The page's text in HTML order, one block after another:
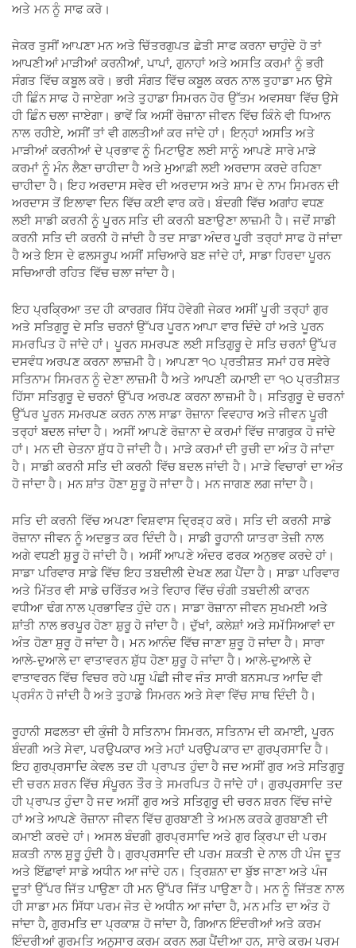
ਅਤੇ ਮਨ ਨੂੰ ਸਾਫ ਕਰੋ।
ਜੇਕਰ ਤੁਸੀਂ ਆਪਣਾ ਮਨ ਅਤੇ ਚਿੱਤਰਗੁਪਤ ਛੇਤੀ ਸਾਫ ਕਰਨਾ ਚਾਹੁੰਦੇ ਹੋ ਤਾਂ
ਆਪਣੀਆਂ ਮਾੜੀਆਂ ਕਰਨੀਆਂ, ਪਾਪਾਂ, ਗੁਨਾਹਾਂ ਅਤੇ ਅਸਤਿ ਕਰਮਾਂ ਨੂੰ ਭਰੀ
ਸੰਗਤ ਵਿੱਚ ਕਬੂਲ ਕਰੋ। ਭਰੀ ਸੰਗਤ ਵਿੱਚ ਕਬੂਲ ਕਰਨ ਨਾਲ ਤੁਹਾਡਾ ਮਨ ਉਸੇ
ਹੀ ਛਿੰਨ ਸਾਫ ਹੋ ਜਾਏਗਾ ਅਤੇ ਤੁਹਾਡਾ ਸਿਮਰਨ ਹੋਰ ਉੱਤਮ ਅਵਸਥਾ ਵਿੱਚ ਉਸੇ
ਹੀ ਛਿੰਨ ਚਲਾ ਜਾਏਗਾ। ਭਾਵੇਂ ਕਿ ਅਸੀਂ ਰੋਜ਼ਾਨਾ ਜੀਵਨ ਵਿੱਚ ਕਿੰਨੇ ਵੀ ਧਿਆਨ
ਨਾਲ ਰਹੀਏ, ਅਸੀਂ ਤਾਂ ਵੀ ਗਲਤੀਆਂ ਕਰ ਜਾਂਦੇ ਹਾਂ। ਇਨ੍ਹਾਂ ਅਸਤਿ ਅਤੇ
ਮਾੜੀਆਂ ਕਰਨੀਆਂ ਦੇ ਪ੍ਰਭਾਵ ਨੂੰ ਮਿਟਾਉਣ ਲਈ ਸਾਨੂੰ ਆਪਣੇ ਸਾਰੇ ਮਾੜੇ
ਕਰਮਾਂ ਨੂੰ ਮੰਨ ਲੈਣਾ ਚਾਹੀਦਾ ਹੈ ਅਤੇ ਮੁਆਫ਼ੀ ਲਈ ਅਰਦਾਸ ਕਰਦੇ ਰਹਿਣਾ
ਚਾਹੀਦਾ ਹੈ। ਇਹ ਅਰਦਾਸ ਸਵੇਰ ਦੀ ਅਰਦਾਸ ਅਤੇ ਸ਼ਾਮ ਦੇ ਨਾਮ ਸਿਮਰਨ ਦੀ
ਅਰਦਾਸ ਤੋਂ ਇਲਾਵਾ ਦਿਨ ਵਿੱਚ ਕਈ ਵਾਰ ਕਰੋ। ਬੰਦਗੀ ਵਿੱਚ ਅਗਾਂਹ ਵਧਣ
ਲਈ ਸਾਡੀ ਕਰਨੀ ਨੂੰ ਪੂਰਨ ਸਤਿ ਦੀ ਕਰਨੀ ਬਣਾਉਣਾ ਲਾਜ਼ਮੀ ਹੈ। ਜਦੋਂ ਸਾਡੀ
ਕਰਨੀ ਸਤਿ ਦੀ ਕਰਨੀ ਹੋ ਜਾਂਦੀ ਹੈ ਤਦ ਸਾਡਾ ਅੰਦਰ ਪੂਰੀ ਤਰ੍ਹਾਂ ਸਾਫ ਹੋ ਜਾਂਦਾ
ਹੈ ਅਤੇ ਇਸ ਦੇ ਫਲਸਰੂਪ ਅਸੀਂ ਸਚਿਆਰੇ ਬਣ ਜਾਂਦੇ ਹਾਂ, ਸਾਡਾ ਹਿਰਦਾ ਪੂਰਨ
ਸਚਿਆਰੀ ਰਹਿਤ ਵਿੱਚ ਚਲਾ ਜਾਂਦਾ ਹੈ।
ਇਹ ਪ੍ਰਕ੍ਰਿਆ ਤਦ ਹੀ ਕਾਰਗਰ ਸਿੱਧ ਹੋਵੇਗੀ ਜੇਕਰ ਅਸੀਂ ਪੂਰੀ ਤਰ੍ਹਾਂ ਗੁਰ
ਅਤੇ ਸਤਿਗੁਰੂ ਦੇ ਸਤਿ ਚਰਨਾਂ ਉੱਪਰ ਪੂਰਨ ਆਪਾ ਵਾਰ ਦਿੰਦੇ ਹਾਂ ਅਤੇ ਪੂਰਨ
ਸਮਰਪਿਤ ਹੋ ਜਾਂਦੇ ਹਾਂ। ਪੂਰਨ ਸਮਰਪਣ ਲਈ ਸਤਿਗੁਰੂ ਦੇ ਸਤਿ ਚਰਨਾਂ ਉੱਪਰ
ਦਸਵੰਧ ਅਰਪਣ ਕਰਨਾ ਲਾਜ਼ਮੀ ਹੈ। ਆਪਣਾ ੧੦ ਪ੍ਰਤੀਸ਼ਤ ਸਮਾਂ ਹਰ ਸਵੇਰੇ
ਸਤਿਨਾਮ ਸਿਮਰਨ ਨੂੰ ਦੇਣਾ ਲਾਜ਼ਮੀ ਹੈ ਅਤੇ ਆਪਣੀ ਕਮਾਈ ਦਾ ੧੦ ਪ੍ਰਤੀਸ਼ਤ
ਹਿੱਸਾ ਸਤਿਗੁਰੂ ਦੇ ਚਰਨਾਂ ਉੱਪਰ ਅਰਪਣ ਕਰਨਾ ਲਾਜ਼ਮੀ ਹੈ। ਸਤਿਗੁਰੂ ਦੇ ਚਰਨਾਂ
ਉੱਪਰ ਪੂਰਨ ਸਮਰਪਣ ਕਰਨ ਨਾਲ ਸਾਡਾ ਰੋਜ਼ਾਨਾ ਵਿਵਹਾਰ ਅਤੇ ਜੀਵਨ ਪੂਰੀ
ਤਰ੍ਹਾਂ ਬਦਲ ਜਾਂਦਾ ਹੈ। ਅਸੀਂ ਆਪਣੇ ਰੋਜ਼ਾਨਾ ਦੇ ਕਰਮਾਂ ਵਿੱਚ ਜਾਗਰੁਕ ਹੋ ਜਾਂਦੇ
ਹਾਂ। ਮਨ ਦੀ ਚੇਤਨਾ ਸ਼ੁੱਧ ਹੋ ਜਾਂਦੀ ਹੈ। ਮਾੜੇ ਕਰਮਾਂ ਦੀ ਰੁਚੀ ਦਾ ਅੰਤ ਹੋ ਜਾਂਦਾ
ਹੈ। ਸਾਡੀ ਕਰਨੀ ਸਤਿ ਦੀ ਕਰਨੀ ਵਿੱਚ ਬਦਲ ਜਾਂਦੀ ਹੈ। ਮਾੜੇ ਵਿਚਾਰਾਂ ਦਾ ਅੰਤ
ਹੋ ਜਾਂਦਾ ਹੈ। ਮਨ ਸ਼ਾਂਤ ਹੋਣਾ ਸ਼ੁਰੂ ਹੋ ਜਾਂਦਾ ਹੈ। ਮਨ ਜਾਗਣ ਲਗ ਜਾਂਦਾ ਹੈ।
ਸਤਿ ਦੀ ਕਰਨੀ ਵਿੱਚ ਅਪਣਾ ਵਿਸ਼ਵਾਸ ਦ੍ਰਿੜ੍ਹ ਕਰੋ। ਸਤਿ ਦੀ ਕਰਨੀ ਸਾਡੇ
ਰੋਜ਼ਾਨਾ ਜੀਵਨ ਨੂੰ ਅਦਭੁਤ ਕਰ ਦਿੰਦੀ ਹੈ। ਸਾਡੀ ਰੂਹਾਨੀ ਯਾਤਰਾ ਤੇਜ਼ੀ ਨਾਲ
ਅਗੇ ਵਧਣੀ ਸ਼ੁਰੂ ਹੋ ਜਾਂਦੀ ਹੈ। ਅਸੀਂ ਆਪਣੇ ਅੰਦਰ ਫਰਕ ਅਨੁਭਵ ਕਰਦੇ ਹਾਂ।
ਸਾਡਾ ਪਰਿਵਾਰ ਸਾਡੇ ਵਿੱਚ ਇਹ ਤਬਦੀਲੀ ਦੇਖਣ ਲਗ ਪੈਂਦਾ ਹੈ। ਸਾਡਾ ਪਰਿਵਾਰ
ਅਤੇ ਮਿੱਤਰ ਵੀ ਸਾਡੇ ਚਰਿੱਤਰ ਅਤੇ ਵਿਹਾਰ ਵਿੱਚ ਚੰਗੀ ਤਬਦੀਲੀ ਕਾਰਨ
ਵਧੀਆ ਢੰਗ ਨਾਲ ਪ੍ਰਭਾਵਿਤ ਹੁੰਦੇ ਹਨ। ਸਾਡਾ ਰੋਜ਼ਾਨਾ ਜੀਵਨ ਸੁਖਮਈ ਅਤੇ
ਸ਼ਾਂਤੀ ਨਾਲ ਭਰਪੂਰ ਹੋਣਾ ਸ਼ੁਰੂ ਹੋ ਜਾਂਦਾ ਹੈ। ਦੁੱਖਾਂ, ਕਲੇਸ਼ਾਂ ਅਤੇ ਸਮੱਸਿਆਵਾਂ ਦਾ
ਅੰਤ ਹੋਣਾ ਸ਼ੁਰੂ ਹੋ ਜਾਂਦਾ ਹੈ। ਮਨ ਆਨੰਦ ਵਿੱਚ ਜਾਣਾ ਸ਼ੁਰੂ ਹੋ ਜਾਂਦਾ ਹੈ। ਸਾਰਾ
ਆਲੇ-ਦੁਆਲੇ ਦਾ ਵਾਤਾਵਰਨ ਸ਼ੁੱਧ ਹੋਣਾ ਸ਼ੁਰੂ ਹੋ ਜਾਂਦਾ ਹੈ। ਆਲੇ-ਦੁਆਲੇ ਦੇ
ਵਾਤਾਵਰਨ ਵਿੱਚ ਵਿਚਰ ਰਹੇ ਪਸ਼ੂ ਪੰਛੀ ਜੀਵ ਜੰਤ ਸਾਰੀ ਬਨਸਪਤ ਆਦਿ ਵੀ
ਪ੍ਰਸੰਨ ਹੋ ਜਾਂਦੀ ਹੈ ਅਤੇ ਤੁਹਾਡੇ ਸਿਮਰਨ ਅਤੇ ਸੇਵਾ ਵਿੱਚ ਸਾਥ ਦਿੰਦੀ ਹੈ।
ਰੂਹਾਨੀ ਸਫਲਤਾ ਦੀ ਕੁੰਜੀ ਹੈ ਸਤਿਨਾਮ ਸਿਮਰਨ, ਸਤਿਨਾਮ ਦੀ ਕਮਾਈ, ਪੂਰਨ
ਬੰਦਗੀ ਅਤੇ ਸੇਵਾ, ਪਰਉਪਕਾਰ ਅਤੇ ਮਹਾਂ ਪਰਉਪਕਾਰ ਦਾ ਗੁਰਪ੍ਰਸਾਦਿ ਹੈ।
ਇਹ ਗੁਰਪ੍ਰਸਾਦਿ ਕੇਵਲ ਤਦ ਹੀ ਪ੍ਰਾਪਤ ਹੁੰਦਾ ਹੈ ਜਦ ਅਸੀਂ ਗੁਰ ਅਤੇ ਸਤਿਗੁਰੂ
ਦੀ ਚਰਨ ਸ਼ਰਨ ਵਿੱਚ ਸੰਪੂਰਨ ਤੌਰ ਤੇ ਸਮਰਪਿਤ ਹੋ ਜਾਂਦੇ ਹਾਂ। ਗੁਰਪ੍ਰਸਾਦਿ ਤਦ
ਹੀ ਪ੍ਰਾਪਤ ਹੁੰਦਾ ਹੈ ਜਦ ਅਸੀਂ ਗੁਰ ਅਤੇ ਸਤਿਗੁਰੂ ਦੀ ਚਰਨ ਸ਼ਰਨ ਵਿੱਚ ਜਾਂਦੇ
ਹਾਂ ਅਤੇ ਆਪਣੇ ਰੋਜ਼ਾਨਾ ਜੀਵਨ ਵਿੱਚ ਗੁਰਬਾਣੀ ਤੇ ਅਮਲ ਕਰਕੇ ਗੁਰਬਾਣੀ ਦੀ
ਕਮਾਈ ਕਰਦੇ ਹਾਂ। ਅਸਲ ਬੰਦਗੀ ਗੁਰਪ੍ਰਸਾਦਿ ਅਤੇ ਗੁਰ ਕ੍ਰਿਪਾ ਦੀ ਪਰਮ
ਸ਼ਕਤੀ ਨਾਲ ਸ਼ੁਰੂ ਹੁੰਦੀ ਹੈ। ਗੁਰਪ੍ਰਸਾਦਿ ਦੀ ਪਰਮ ਸ਼ਕਤੀ ਦੇ ਨਾਲ ਹੀ ਪੰਜ ਦੂਤ
ਅਤੇ ਇੱਛਾਵਾਂ ਸਾਡੇ ਅਧੀਨ ਆ ਜਾਂਦੇ ਹਨ। ਤ੍ਰਿਸ਼ਨਾ ਦਾ ਬੁੱਝ ਜਾਣਾ ਅਤੇ ਪੰਜ
ਦੂਤਾਂ ਉੱਪਰ ਜਿੱਤ ਪਾਉਣਾ ਹੀ ਮਨ ਉੱਪਰ ਜਿੱਤ ਪਾਉਣਾ ਹੈ। ਮਨ ਨੂੰ ਜਿੱਤਣ ਨਾਲ
ਹੀ ਸਾਡਾ ਮਨ ਸਿੱਧਾ ਪਰਮ ਜੋਤ ਦੇ ਅਧੀਨ ਆ ਜਾਂਦਾ ਹੈ, ਮਨ ਮਤਿ ਦਾ ਅੰਤ ਹੋ
ਜਾਂਦਾ ਹੈ, ਗੁਰਮਤਿ ਦਾ ਪ੍ਰਕਾਸ਼ ਹੋ ਜਾਂਦਾ ਹੈ, ਗਿਆਨ ਇੰਦਰੀਆਂ ਅਤੇ ਕਰਮ
ਇੰਦਰੀਆਂ ਗੁਰਮਤਿ ਅਨੁਸਾਰ ਕਰਮ ਕਰਨ ਲਗ ਪੈਂਦੀਆ ਹਨ, ਸਾਰੇ ਕਰਮ ਪਰਮ